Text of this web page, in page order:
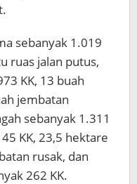
sebanyak 1.019
ruas jalan putus,
KK, 13 buah
jembatan
sebanyak 1.311
KK, 23,5 hektare
rusak, dan
262 KK.